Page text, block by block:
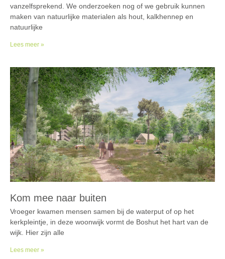
vanzelfsprekend. We onderzoeken nog of we gebruik kunnen
maken van natuurlijke materialen als hout, kalkhennep en
natuurlijke
Lees meer »
Kom mee naar buiten
Vroeger kwamen mensen samen bij de waterput of op het
kerkpleintje, in deze woonwijk vormt de Boshut het hart van de
wijk. Hier zijn alle
Lees meer »